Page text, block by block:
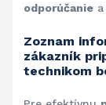
odporúčaniea
Zoznam
zákazník
technikom